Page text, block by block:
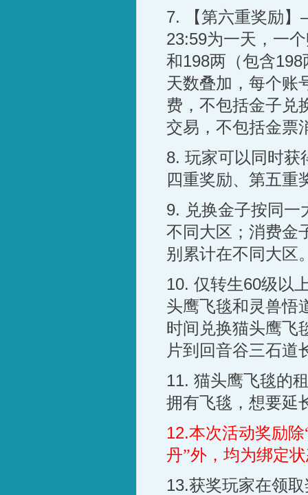
7.
【第六重奖励】
23:59为一天，一
和198两（包含198
天数叠加，每个账
费，不包括金子兑
交易，不包括金票
8. 玩家可以同时获
四重奖励、第五重
9. 兑换金子按同
不同大区；消费金
别累计在不同大区
10. 仅转生60级以
头鹰飞毯和灵兽悟
时间兑换猫头鹰飞
片到回音谷三石道
11. 猫头鹰飞毯的
拥有飞毯，想要延
12.本次活动奖励
丹”外，均为绑定
13.获奖玩家在领